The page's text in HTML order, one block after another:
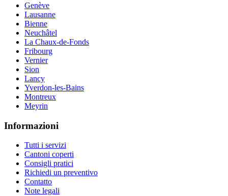
Genève
Lausanne
Bienne
Neuchâtel
La Chaux-de-Fonds
Fribourg
Vernier
Sion
Lancy
Yverdon-les-Bains
Montreux
Meyrin
Informazioni
Tutti i servizi
Cantoni coperti
Consigli pratici
Richiedi un preventivo
Contatto
Note legali